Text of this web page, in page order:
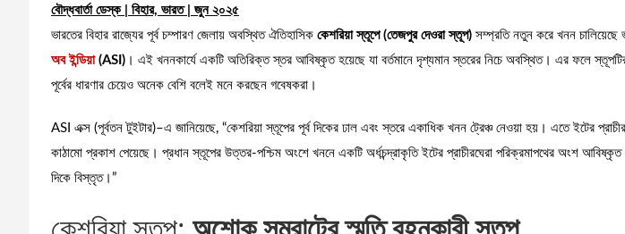
বৌদ্ধবার্তা ডেস্ক | বিহার, ভারত | জুন ২০২৫
ভারতের বিহার রাজ্যের পূর্ব চম্পারণ জেলায় অবস্থিত ঐতিহাসিক কেশরিয়া স্তূপে (তেজপুর দেওরা স্তূপ) সম্প্রতি নতুন করে খনন চালিয়েছে
অব ইন্ডিয়া(ASI) । এই খননকার্যে একটি অতিরিক্ত স্তর আবিষ্কৃত হয়েছে যা বর্তমানে দৃশ্যমান স্তরের নিচে অবস্থিত। এর ফলে
পূর্বের ধারণার চেয়েও অনেক বেশি বলেই মনে করছেন গবেষকরা।
ASI এক্স (পূর্বতন টুইটার)–এ জানিয়েছে, “কেশরিয়া স্তূপের পূর্ব দিকের ঢাল এবং স্তরে একাধিক খনন ট্রেঞ্চ নেওয়া হয়। এতে ইটের
কাঠামো প্রকাশ পেয়েছে। প্রধান স্তূপের উত্তর-পশ্চিম অংশে খননে একটি অর্ধচন্দ্রাকৃতি ইটের প্রাচীরঘেরা পরিক্রমাপথের অংশ
দিকে বিস্তৃত।”